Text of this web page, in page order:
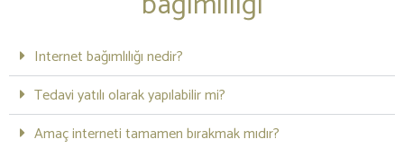
Internet bağımlılığı nedir?
Tedavi yatılı olarak yapılabilir mi?
Amaç interneti tamamen bırakmak mıdır?